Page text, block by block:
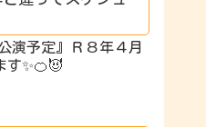
演予定』Ｒ８年４月
✨🍊😈